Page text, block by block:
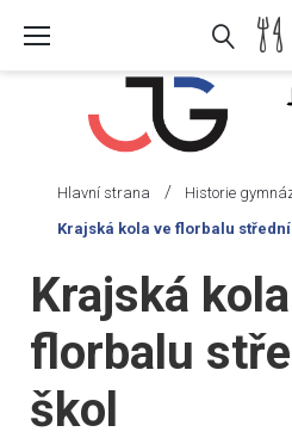
Hlavní strana / Historie
Krajská kola ve florbalu
Krajská
florbalu
škol